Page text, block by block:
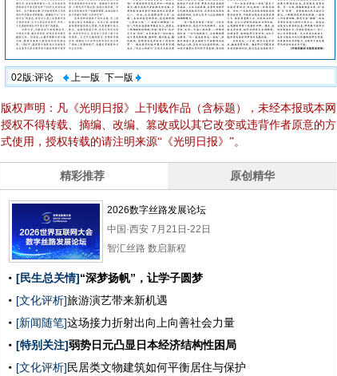
02版:评论 上一版 下一版
版权声明：凡《光明日报》上刊载作品（含标题），未经本报或本网
授权不得转载、摘编、改编、篡改或以其它改变或违背作者原意的方
式使用，授权转载的请注明来源“《光明日报》”。